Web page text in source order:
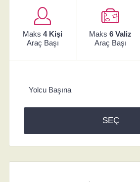
Maks 4 Kişi
Araç Başı
Maks 6 Valiz
Araç Başı
Yolcu Başına
SEÇ